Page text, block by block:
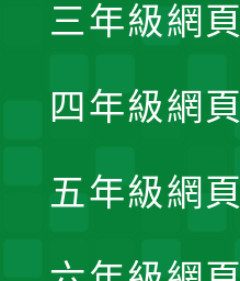
三年級網頁
四年級網頁
五年級網頁